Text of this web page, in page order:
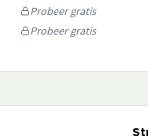
Probeer gratis
Probeer gratis